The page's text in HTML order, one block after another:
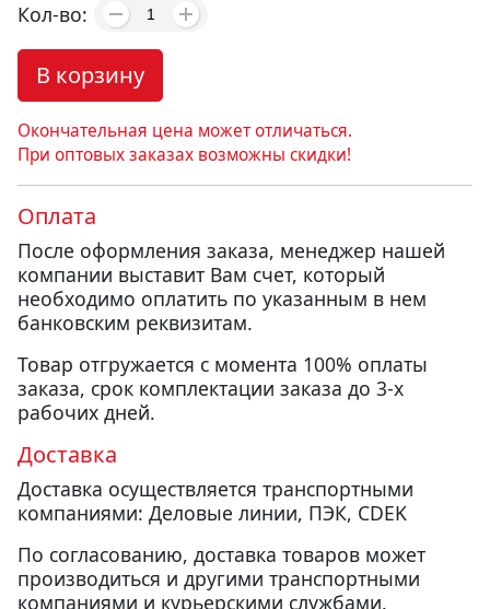
Кол-во:
В корзину
Окончательная цена может отличаться.
При оптовых заказах возможны скидки!
Оплата
После оформления заказа, менеджер нашей
компании выставит Вам счет, который
необходимо оплатить по указанным в нем
банковским реквизитам.
Товар отгружается с момента 100% оплаты
заказа, срок комплектации заказа до 3-х
рабочих дней.
Доставка
Доставка осуществляется транспортными
компаниями: Деловые линии, ПЭК, CDEK
По согласованию, доставка товаров может
производиться и другими транспортными
компаниями и курьерскими службами.